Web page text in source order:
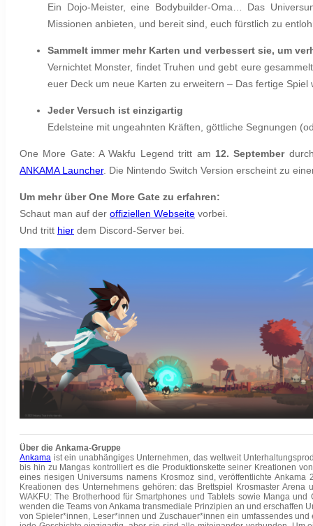
Ein Dojo-Meister, eine Bodybuilder-Oma… Das
Missionen anbieten, und bereit sind, euch fürstlich zu
Sammelt immer mehr Karten und verbessert sie, um
Vernichtet Monster, findet Truhen und gebt eure
euer Deck um neue Karten zu erweitern – Das fertige
Jeder Versuch ist einzigartig
Edelsteine mit ungeahnten Kräften, göttliche Segnungen
One More Gate: A Wakfu Legend tritt am 12. September
ANKAMA Launcher. Die Nintendo Switch Version erscheint zu
Um mehr über One More Gate zu erfahren:
Schaut man auf der offiziellen Webseite vorbei.
Und tritt hier dem Discord-Server bei.
Über die Ankama-Gruppe
Ankama ist ein unabhängiges Unternehmen, das weltweit
bis hin zu Mangas kontrolliert es die Produktionskette seiner Kreationen
eines riesigen Universums namens Krosmoz sind, veröffentlichte
Kreationen des Unternehmens gehören: das Brettspiel Krosmaster
WAKFU: The Brotherhood für Smartphones und Tablets sowie Manga
wenden die Teams von Ankama transmediale Prinzipien an und erschaffen
von Spieler*innen, Leser*innen und Zuschauer*innen ein umfassendes